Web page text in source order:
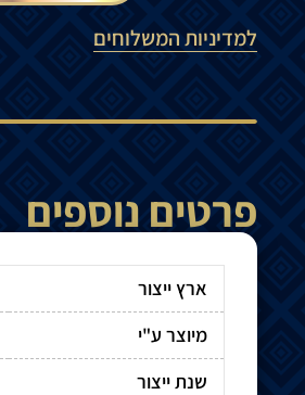
למדיניות המשלוחים
פרטים נוספים
ארץ ייצור
מיוצר ע"י
שנת ייצור